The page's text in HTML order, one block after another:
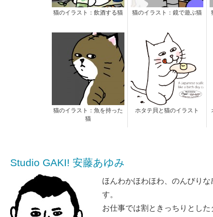
猫のイラスト：飲酒する猫 猫のイラスト：鏡で遊ぶ猫
猫のイラスト：魚を持った
猫
ホタテ貝と猫のイラスト
Studio GAKI! 安藤あゆみ
ほんわかほわほわ、のんびり
す。
お仕事では割ときっちりとし